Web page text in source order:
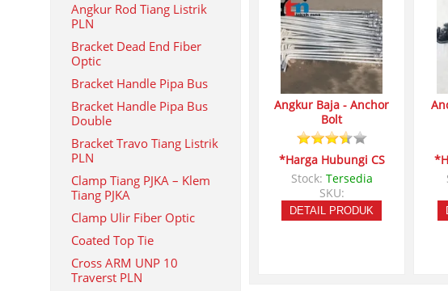
Angkur Baja - Anchor
Bolt
*Harga Hubungi CS
Stock: Tersedia
SKU:
DETAIL PRODUK
Angkur Rod Tiang Listrik
PLN
Bracket Dead End Fiber
Optic
Bracket Handle Pipa Bus
Bracket Handle Pipa Bus
Double
Bracket Travo Tiang Listrik
PLN
Clamp Tiang PJKA – Klem
Tiang PJKA
Clamp Ulir Fiber Optic
Coated Top Tie
Cross ARM UNP 10
Traverst PLN